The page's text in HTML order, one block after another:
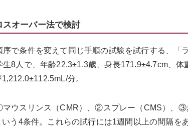
オーバー法で検討
で条件を変えて同じ手順の試験を試行する、「
8人で、年齢22.3±1.3歳、身長171.9±4.7cm、
分。
ウスリンス（CMR）、②スプレー（CMS）、③
う4条件。これらの試行には1週間以上の間隔を